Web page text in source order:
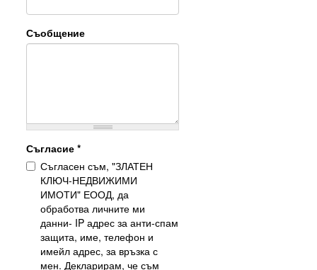
Съобщение
Съгласие *
Съгласен съм, "ЗЛАТЕН
КЛЮЧ-НЕДВИЖИМИ
ИМОТИ" ЕООД, да
обработва личните ми
данни- IP адрес за анти-спам
защита, име, телефон и
имейл адрес, за връзка с
мен. Декларирам, че съм